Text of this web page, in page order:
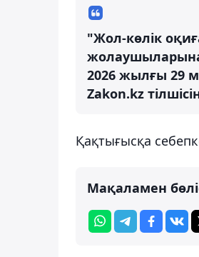
"Жол-көлік
2026 жылғы 29
Zakon.kz
Қақтығысқа
Мақаламен